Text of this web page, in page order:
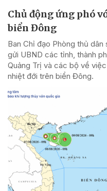
Chủ động ứng phó
biển Đông
Ban Chỉ đạo Phòng thủ
gửi UBND các tỉnh, thành
Quảng Trị và các bộ về
nhiệt đới trên biển Đông.